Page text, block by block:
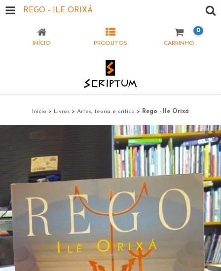
REGO - ILE ORIXÁ
INÍCIO PRODUTOS CARRINHO
0
Início > Livros > Artes, teoria e crítica > Rego - Ile Orixá